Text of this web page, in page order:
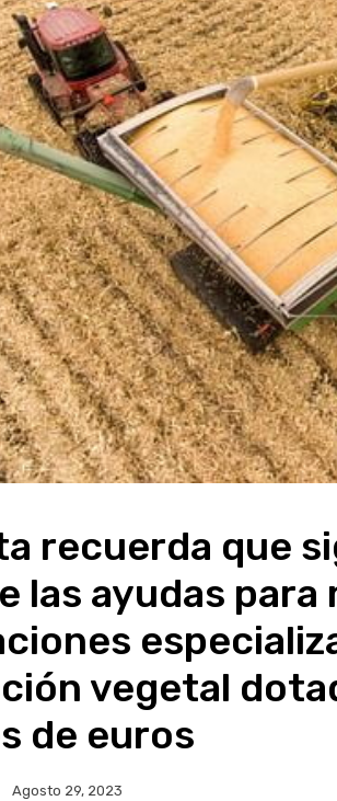
recuerda que
las ayudas para
vegetal
de euros
Agosto 29, 2023